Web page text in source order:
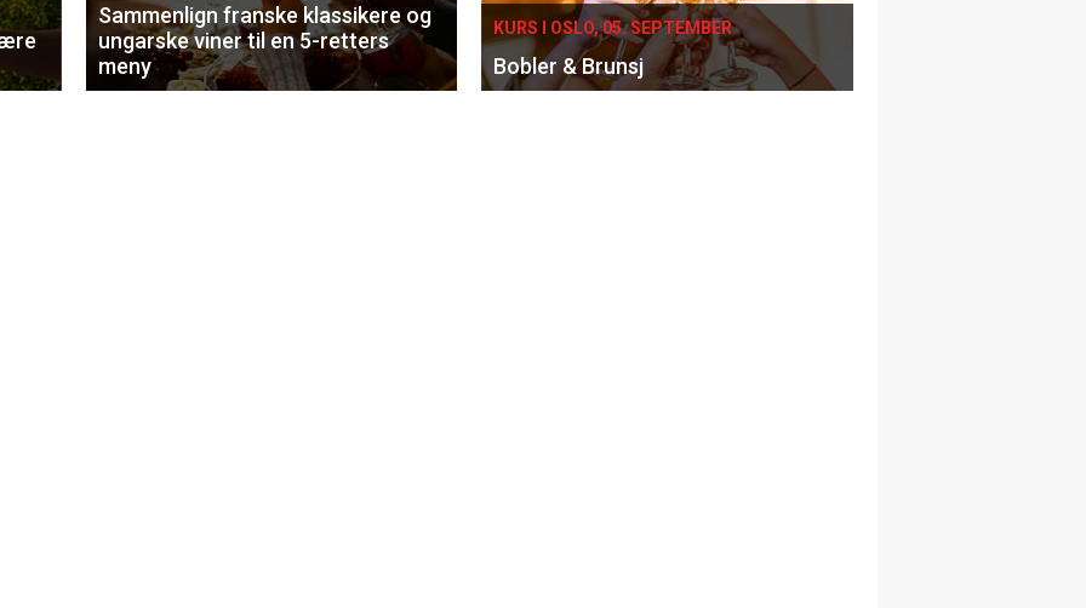
Sammenlign franske klassikere og
ungarske viner til en 5-retters
meny
KURS I OSLO, 05. SEPTEMBER
Bobler & Brunsj